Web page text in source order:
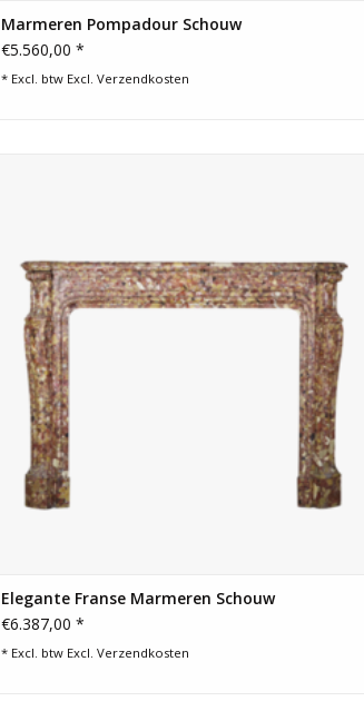
Marmeren Pompadour Schouw
€5.560,00 *
* Excl. btw Excl. Verzendkosten
Elegante Franse Marmeren Schouw
€6.387,00 *
* Excl. btw Excl. Verzendkosten